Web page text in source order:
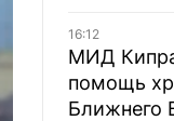
16:12
МИД
помощь
Ближнего